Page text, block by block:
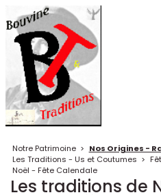
Notre Patrimoine > Nos Origines -
Les Traditions - Us et Coutumes >
Noël - Fête Calendale
Les traditions de